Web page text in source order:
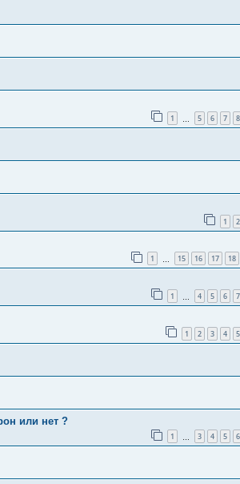
1 5 6 7 8
1 2
1 15 16 17 18
1 4 5 6 7
1 2 3 4 5
или нет ?
1 3 4 5 6